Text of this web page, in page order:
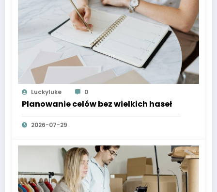
Luckyluke 0
Planowanie celów bez wielkich haseł
2026-07-29